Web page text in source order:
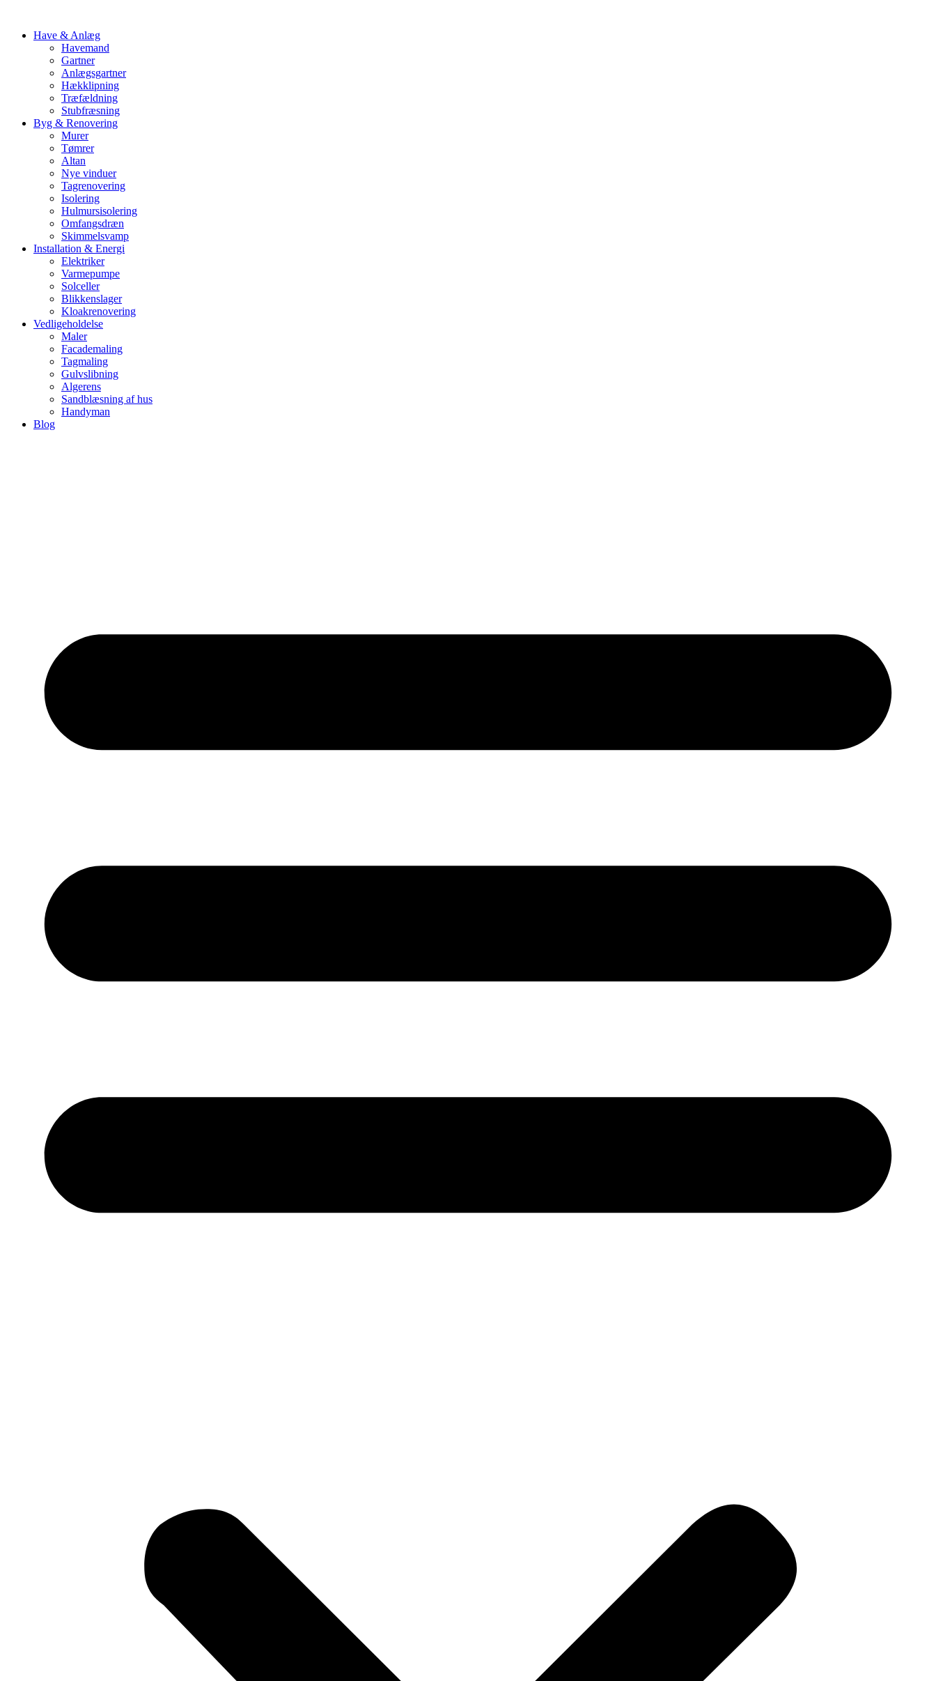
Have & Anlæg
Havemand
Gartner
Anlægsgartner
Hækklipning
Træfældning
Stubfræsning
Byg & Renovering
Murer
Tømrer
Altan
Nye vinduer
Tagrenovering
Isolering
Hulmursisolering
Omfangsdræn
Skimmelsvamp
Installation & Energi
Elektriker
Varmepumpe
Solceller
Blikkenslager
Kloakrenovering
Vedligeholdelse
Maler
Facademaling
Tagmaling
Gulvslibning
Algerens
Sandblæsning af hus
Handyman
Blog